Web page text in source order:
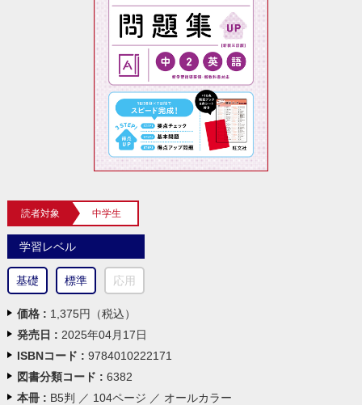
読者対象 中学生
学習レベル
基礎 標準 応用
価格 : 1,375円（税込）
発売日 : 2025年04月17日
ISBNコード : 9784010222171
図書分類コード : 6382
本冊 : B5判 ／ 104ページ ／ オールカラー